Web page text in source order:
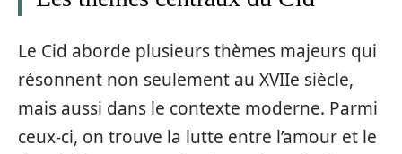
Le Cid aborde plusieurs thèmes majeurs qui
résonnent non seulement au XVIIe siècle,
mais aussi dans le contexte moderne. Parmi
ceux-ci, on trouve la lutte entre l’amour et le